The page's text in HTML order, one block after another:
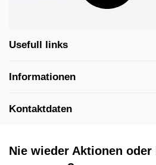
Usefull links
Informationen
Kontaktdaten
Nie wieder Aktionen oder